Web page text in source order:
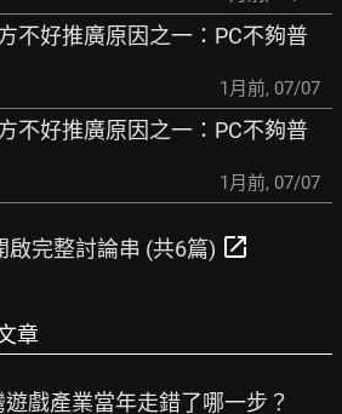
不好推廣原因之一：PC不夠普
1月前, 07/07
不好推廣原因之一：PC不夠普
1月前, 07/07
啟完整討論串 (共6篇) open_in_new
章
遊戲產業當年走錯了哪一步？